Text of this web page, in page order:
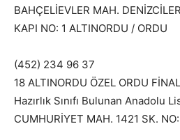
BAHÇELİEVLER MAH.
KAPI NO: 1 ALTINORDU / ORDU
(452) 234 96 37
18 ALTINORDU ÖZEL ORDU
Hazırlık Sınıfı Bulunan Anadolu
CUMHURİYET MAH. 1421 SK.